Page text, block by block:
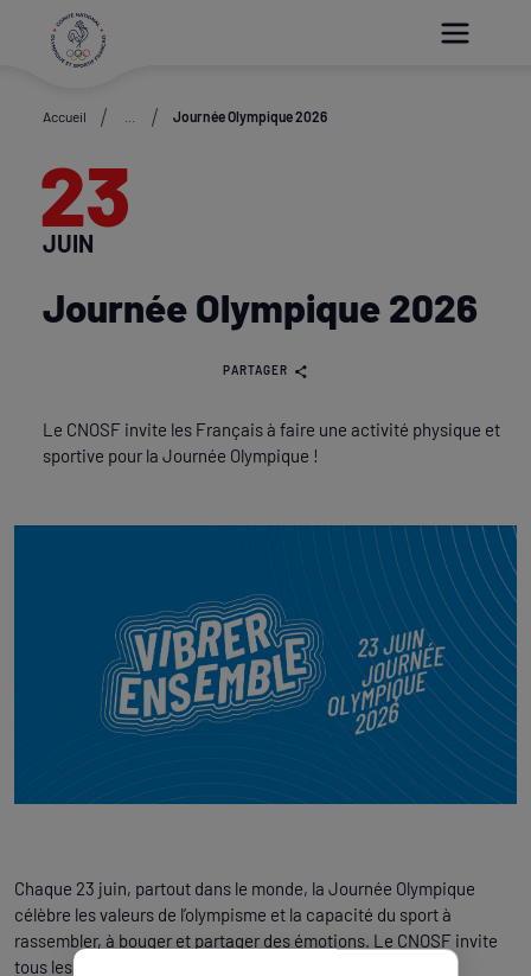
Accueil Journée Olympique 2026
Journée Olympique 2026
PARTAGER
23
JUIN
Le CNOSF invite les Français à faire une activité physique et
sportive pour la Journée Olympique !
Chaque 23 juin, partout dans le monde, la Journée Olympique
célèbre les valeurs de l’olympisme et la capacité du sport à
rassembler, à bouger et partager des émotions. Le CNOSF invite
tous les Français à bouger à cette occasion !
Paramétrer les cookies